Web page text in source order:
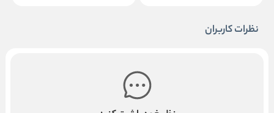
نظرات کاربران